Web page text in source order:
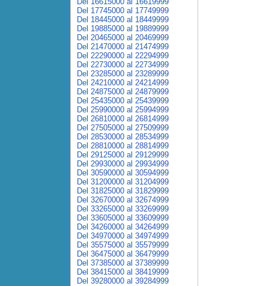
Del 17745000 al 17749999
Del 18445000 al 18449999
Del 19885000 al 19889999
Del 20465000 al 20469999
Del 21470000 al 21474999
Del 22290000 al 22294999
Del 22730000 al 22734999
Del 23285000 al 23289999
Del 24210000 al 24214999
Del 24875000 al 24879999
Del 25435000 al 25439999
Del 25990000 al 25994999
Del 26810000 al 26814999
Del 27505000 al 27509999
Del 28530000 al 28534999
Del 28810000 al 28814999
Del 29125000 al 29129999
Del 29930000 al 29934999
Del 30590000 al 30594999
Del 31200000 al 31204999
Del 31825000 al 31829999
Del 32670000 al 32674999
Del 33265000 al 33269999
Del 33605000 al 33609999
Del 34260000 al 34264999
Del 34970000 al 34974999
Del 35575000 al 35579999
Del 36475000 al 36479999
Del 37385000 al 37389999
Del 38415000 al 38419999
Del 39280000 al 39284999